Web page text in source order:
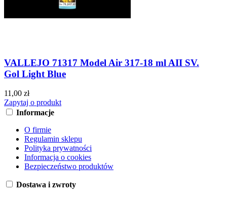
VALLEJO 71317 Model Air 317-18 ml AII SV.
Gol Light Blue
11,00 zł
Zapytaj o produkt
Informacje
O firmie
Regulamin sklepu
Polityka prywatności
Informacja o cookies
Bezpieczeństwo produktów
Dostawa i zwroty